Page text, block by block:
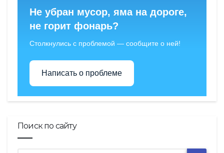
Не убран мусор, яма на дороге,
не горит фонарь?
Столкнулись с проблемой — сообщите о ней!
Написать о проблеме
Поиск по сайту